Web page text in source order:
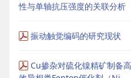
性与单轴抗压强度的关联分析
振动触觉编码的研究现状
Cu掺杂对硫化镍精矿制备高